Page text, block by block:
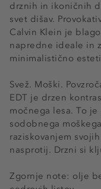
drznih in ikoničnih
svet dišav.
Calvin Klein je
napredne ideale in
minimalistično
Svež. Moški.
EDT je drzen
močnega lesa. To je
sodobnega
raziskovanjem
nasprotij. Drzni si
Zgornje note: olje